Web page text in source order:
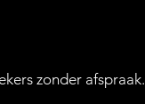
zonder afspraak.